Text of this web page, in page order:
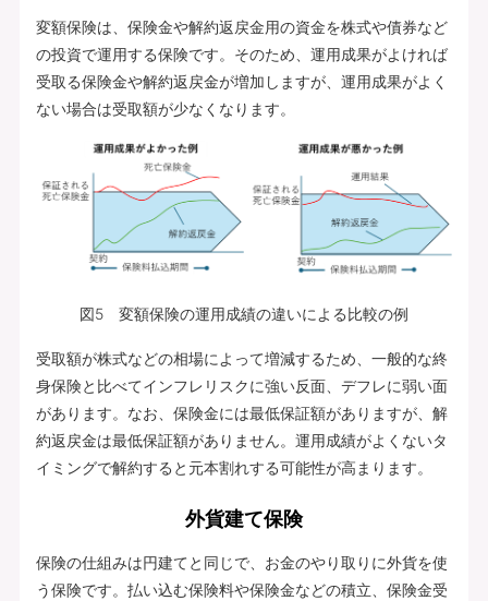
変額保険は、保険金や解約返戻金用の資金を株式や債券など
の投資で運用する保険です。そのため、運用成果がよければ
受取る保険金や解約返戻金が増加しますが、運用成果がよく
ない場合は受取額が少なくなります。
図5 変額保険の運用成績の違いによる比較の例
受取額が株式などの相場によって増減するため、一般的な終
身保険と比べてインフレリスクに強い反面、デフレに弱い面
があります。なお、保険金には最低保証額がありますが、解
約返戻金は最低保証額がありません。運用成績がよくないタ
イミングで解約すると元本割れする可能性が高まります。
外貨建て保険
保険の仕組みは円建てと同じで、お金のやり取りに外貨を使
う保険です。払い込む保険料や保険金などの積立、保険金受